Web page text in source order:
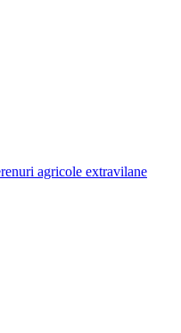
agricole extravilane